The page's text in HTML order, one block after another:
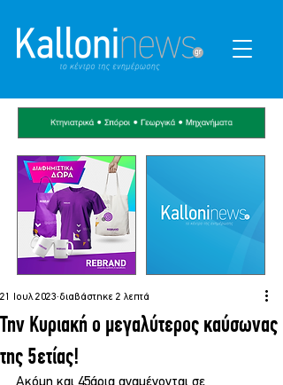
Την Κυριακή ο μεγαλύτερος καύσωνας
της 5ετίας!
21 Ιουλ 2023 διαβάστηκε 2 λεπτά